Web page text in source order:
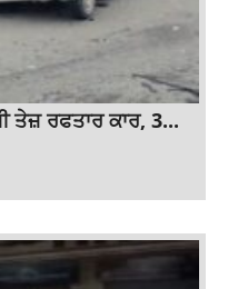
ਤੇਜ਼ ਰਫਤਾਰ ਕਾਰ, 3...